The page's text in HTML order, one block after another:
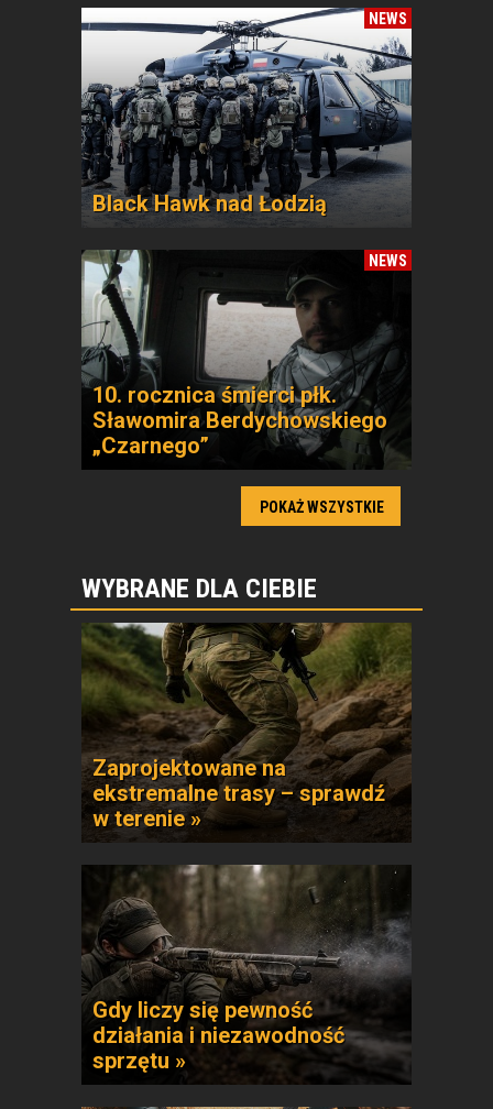
NEWS
Black Hawk nad Łodzią
NEWS
10. rocznica śmierci płk.
Sławomira Berdychowskiego
„Czarnego”
POKAŻ WSZYSTKIE
WYBRANE DLA CIEBIE
Zaprojektowane na
ekstremalne trasy – sprawdź
w terenie »
Gdy liczy się pewność
działania i niezawodność
sprzętu »